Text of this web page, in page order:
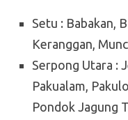
Setu : Babakan,
Keranggan,
Serpong Utara :
Pakualam,
Pondok Jagung